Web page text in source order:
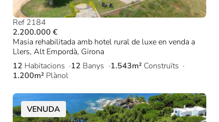
Ref 2184
2.200.000 €
Masia rehabilitada amb hotel rural de luxe en venda a
Llers, Alt Empordà, Girona
12 Habitacions 12 Banys 1.543m² Construïts
1.200m² Plànol
VENUDA